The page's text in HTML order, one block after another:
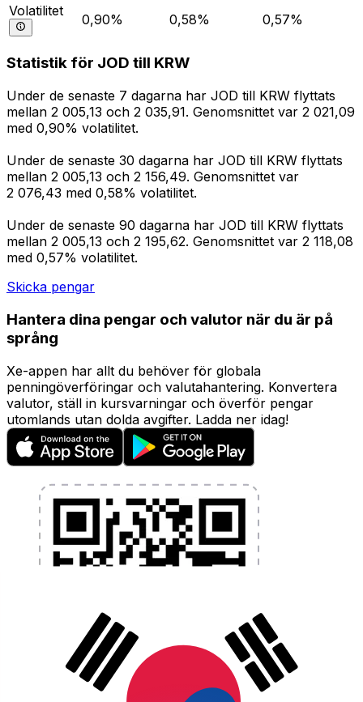
Volatilitet
0,90% 0,58% 0,57%
Statistik för JOD till KRW
Under de senaste 7 dagarna har JOD till KRW flyttats
mellan 2 005,13 och 2 035,91. Genomsnittet var 2 021,09
med 0,90% volatilitet.
Under de senaste 30 dagarna har JOD till KRW flyttats
mellan 2 005,13 och 2 156,49. Genomsnittet var
2 076,43 med 0,58% volatilitet.
Under de senaste 90 dagarna har JOD till KRW flyttats
mellan 2 005,13 och 2 195,62. Genomsnittet var 2 118,08
med 0,57% volatilitet.
Skicka pengar
Hantera dina pengar och valutor när du är på
språng
Xe-appen har allt du behöver för globala
penningöverföringar och valutahantering. Konvertera
valutor, ställ in kursvarningar och överför pengar
utomlands utan dolda avgifter. Ladda ner idag!